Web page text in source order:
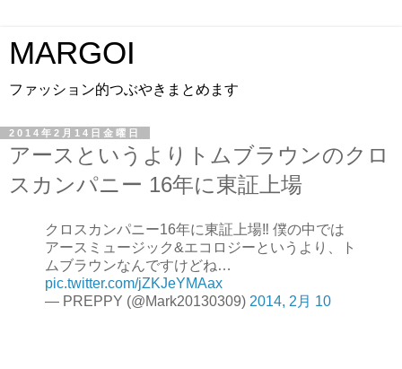
MARGOI
ファッション的つぶやきまとめます
2014年2月14日金曜日
アースというよりトムブラウンのクロ
スカンパニー 16年に東証上場
クロスカンパニー16年に東証上場‼ 僕の中では
アースミュージック&エコロジーというより、ト
ムブラウンなんですけどね…
pic.twitter.com/jZKJeYMAax
— PREPPY (@Mark20130309) 2014, 2月 10